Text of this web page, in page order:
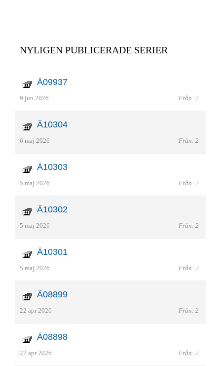
NYLIGEN PUBLICERADE SERIER
Ä09937
9 jun 2026 Från: 2
Ä10304
6 maj 2026 Från: 2
Ä10303
5 maj 2026 Från: 2
Ä10302
5 maj 2026 Från: 2
Ä10301
5 maj 2026 Från: 2
Ä08899
22 apr 2026 Från: 2
Ä08898
22 apr 2026 Från: 2